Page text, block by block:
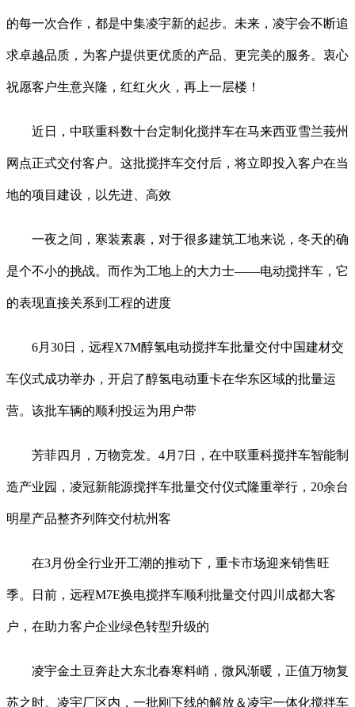
的每一次合作，都是中集凌宇新的起步。未来，凌宇会不断追
求卓越品质，为客户提供更优质的产品、更完美的服务。衷心
祝愿客户生意兴隆，红红火火，再上一层楼！
近日，中联重科数十台定制化搅拌车在马来西亚雪兰莪州
网点正式交付客户。这批搅拌车交付后，将立即投入客户在当
地的项目建设，以先进、高效
一夜之间，寒装素裹，对于很多建筑工地来说，冬天的确
是个不小的挑战。而作为工地上的大力士——电动搅拌车，它
的表现直接关系到工程的进度
6月30日，远程X7M醇氢电动搅拌车批量交付中国建材交
车仪式成功举办，开启了醇氢电动重卡在华东区域的批量运
营。该批车辆的顺利投运为用户带
芳菲四月，万物竞发。4月7日，在中联重科搅拌车智能制
造产业园，凌冠新能源搅拌车批量交付仪式隆重举行，20余台
明星产品整齐列阵交付杭州客
在3月份全行业开工潮的推动下，重卡市场迎来销售旺
季。日前，远程M7E换电搅拌车顺利批量交付四川成都大客
户，在助力客户企业绿色转型升级的
凌宇金土豆奔赴大东北春寒料峭，微风渐暖，正值万物复
苏之时。凌宇厂区内，一批刚下线的解放＆凌宇一体化搅拌车